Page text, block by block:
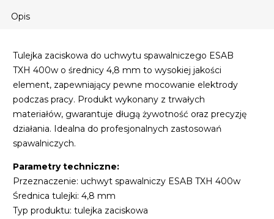
Opis
Tulejka zaciskowa do uchwytu spawalniczego ESAB
TXH 400w o średnicy 4,8 mm to wysokiej jakości
element, zapewniający pewne mocowanie elektrody
podczas pracy. Produkt wykonany z trwałych
materiałów, gwarantuje długą żywotność oraz precyzję
działania. Idealna do profesjonalnych zastosowań
spawalniczych.
Parametry techniczne:
Przeznaczenie: uchwyt spawalniczy ESAB TXH 400w
Średnica tulejki: 4,8 mm
Typ produktu: tulejka zaciskowa